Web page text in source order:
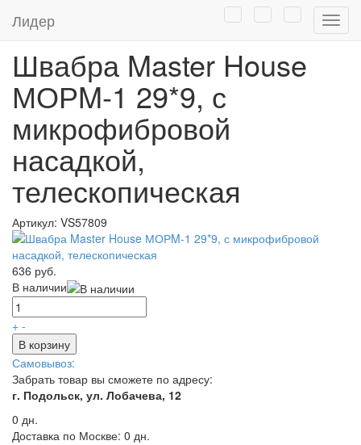
Лидер
Товары для уборки/
Швабра для пола
Швабра Master House
МОРM-1 29*9, с
микрофибровой
насадкой,
телескопическая
Артикул: VS57809
636 руб.
В наличии
+ -
В корзину
Самовывоз:
Забрать товар вы сможете по адресу:
г. Подольск, ул. Лобачева, 12
0 дн.
Доставка по Москве: 0 дн.